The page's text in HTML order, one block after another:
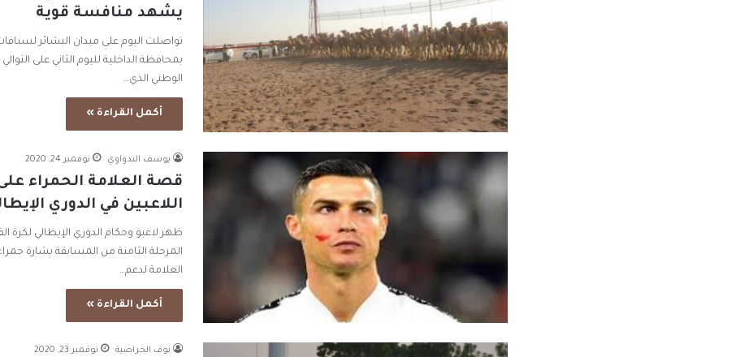
يشهد منافسة قوية
تواصلت اليوم على ميدان البشائر
بمحافظة الداخلية لليوم الثاني على
الوطني الذي…
أكمل القراءة »
يوسف البدواوي نوفمبر 24, 2020
قصة العلامة الحمراء
اللاعبين في الدوري
ظهر لاعبو وحكام الدوري الإيطالي لكرة
المرحلة الثامنة من المسابقة بشارة
العلامة لدعم…
أكمل القراءة »
نوف الحراصية نوفمبر 23, 2020